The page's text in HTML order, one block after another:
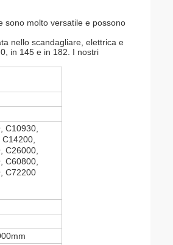
sono molto versatile e possono
nello scandagliare, elettrica e
in 145 e in 182. I nostri
C10930,
C26000,
C60800,
C72200